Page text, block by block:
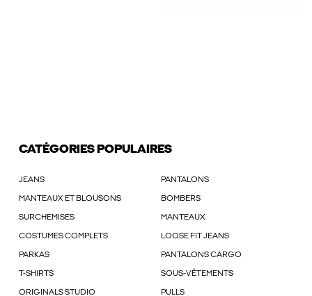
CATÉGORIES POPULAIRES
JEANS PANTALONS
MANTEAUX ET BLOUSONS BOMBERS
SURCHEMISES MANTEAUX
COSTUMES COMPLETS LOOSE FIT JEANS
PARKAS PANTALONS CARGO
T-SHIRTS SOUS-VÊTEMENTS
ORIGINALS STUDIO PULLS